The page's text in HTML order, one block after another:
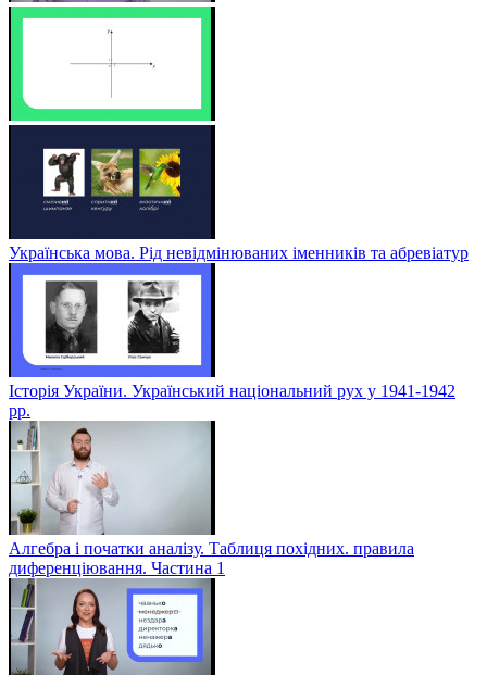
Українська мова. Рід невідмінюваних іменників та абревіатур
Історія України. Український національний рух у 1941-1942
рр.
Алгебра і початки аналізу. Таблиця похідних. правила
диференціювання. Частина 1